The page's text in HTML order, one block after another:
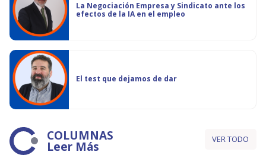
La Negociación Empresa y Sindicato ante los
efectos de la IA en el empleo
El test que dejamos de dar
COLUMNAS
Leer Más VER TODO